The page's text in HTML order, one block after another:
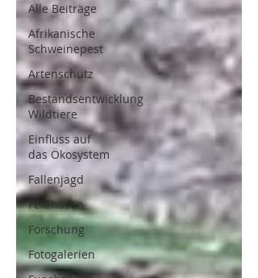
Alle Beiträge
Afrikanische
Schweinepest
Artenschutz
Bestandsentwicklung
Wildtiere
Einfluss auf
das Ökosystem
Fallenjagd
Feldhasen
Forschung
Fotogalerien